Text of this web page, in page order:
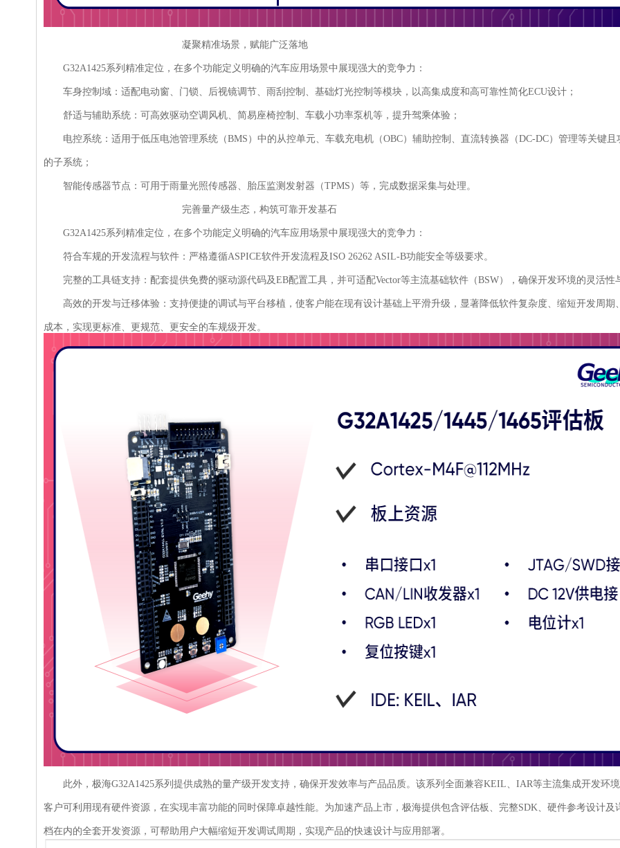
凝聚精准场景，赋能广泛落地
G32A1425系列精准定位，在多个功能定义明确的汽车应用场景中展现强大的竞争力：
车身控制域：适配电动窗、门锁、后视镜调节、雨刮控制、基础灯光控制等模块，以高集成度和高可靠性简化ECU设计；
舒适与辅助系统：可高效驱动空调风机、简易座椅控制、车载小功率泵机等，提升驾乘体验；
电控系统：适用于低压电池管理系统（BMS）中的从控单元、车载充电机（OBC）辅助控制、直流转换器（DC-DC）管理等关键且
的子系统；
智能传感器节点：可用于雨量光照传感器、胎压监测发射器（TPMS）等，完成数据采集与处理。
完善量产级生态，构筑可靠开发基石
G32A1425系列精准定位，在多个功能定义明确的汽车应用场景中展现强大的竞争力：
符合车规的开发流程与软件：严格遵循ASPICE软件开发流程及ISO 26262 ASIL-B功能安全等级要求。
完整的工具链支持：配套提供免费的驱动源代码及EB配置工具，并可适配Vector等主流基础软件（BSW），确保开发环境的灵活性
高效的开发与迁移体验：支持便捷的调试与平台移植，使客户能在现有设计基础上平滑升级，显著降低软件复杂度、缩短开发周期
成本，实现更标准、更规范、更安全的车规级开发。
此外，极海G32A1425系列提供成熟的量产级开发支持，确保开发效率与产品品质。该系列全面兼容KEIL、IAR等主流集成开发环
客户可利用现有硬件资源，在实现丰富功能的同时保障卓越性能。为加速产品上市，极海提供包含评估板、完整SDK、硬件参考设计及
档在内的全套开发资源，可帮助用户大幅缩短开发调试周期，实现产品的快速设计与应用部署。